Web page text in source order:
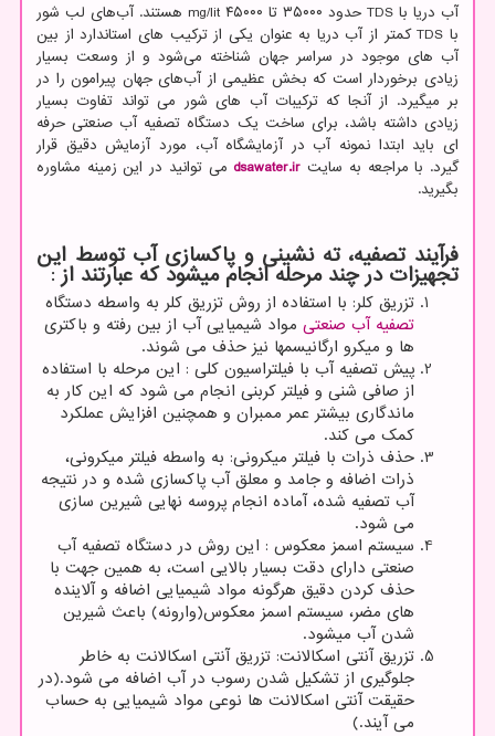
آب دریا با TDS حدود ۳۵۰۰۰ تا ۴۵۰۰۰ mg/lit هستند. آب‌های لب شور
با TDSکمتر از آب دریا به عنوان یکی از ترکیب های استاندارد از بین
آب های موجود در سراسر جهان شناخته می‌شود و از وسعت بسیار
زیادی برخوردار است که بخش عظیمی از آب‌های جهان پیرامون را در
بر میگیرد. از آنجا که ترکیبات آب های شور می تواند تفاوت بسیار
زیادی داشته باشد، برای ساخت یک دستگاه تصفیه آب صنعتی حرفه
ای باید ابتدا نمونه آب در آزمایشگاه آب، مورد آزمایش دقیق قرار
گیرد. با مراجعه به سایت dsawater.irمی توانید در این زمینه مشاوره
بگیرید.
فرآیند تصفیه، ته نشینی و پاکسازی آب توسط این
تجهیزات در چند مرحله انجام میشود که عبارتند از:
تزریق کلر: با استفاده از روش تزریق کلر به واسطه دستگاه
تصفیه آب صنعتی مواد شیمیایی آب از بین رفته و باکتری
ها و میکرو ارگانیسمها نیز حذف می شوند.
پیش تصفیه آب با فیلتراسیون کلی : این مرحله با استفاده
از صافی شنی و فیلتر کربنی انجام می شود که این کار به
ماندگاری بیشتر عمر ممبران و همچنین افزایش عملکرد
کمک می کند.
حذف ذرات با فیلتر میکرونی: به واسطه فیلتر میکرونی،
ذرات اضافه و جامد و معلق آب پاکسازی شده و در نتیجه
آب تصفیه شده، آماده انجام پروسه نهایی شیرین سازی
می شود.
سیستم اسمز معکوس : این روش در دستگاه تصفیه آب
صنعتی دارای دقت بسیار بالایی است، به همین جهت با
حذف کردن دقیق هرگونه مواد شیمیایی اضافه و آلاینده
های مضر، سیستم اسمز معکوس(وارونه) باعث شیرین
شدن آب میشود.
تزریق آنتی اسکالانت: تزریق آنتی اسکالانت به خاطر
جلوگیری از تشکیل شدن رسوب در آب اضافه می شود.(در
حقیقت آنتی اسکالانت ها نوعی مواد شیمیایی به حساب
می آیند.)